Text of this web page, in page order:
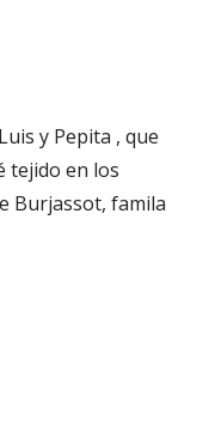
y Pepita , que
tejido en los
Burjassot, famila